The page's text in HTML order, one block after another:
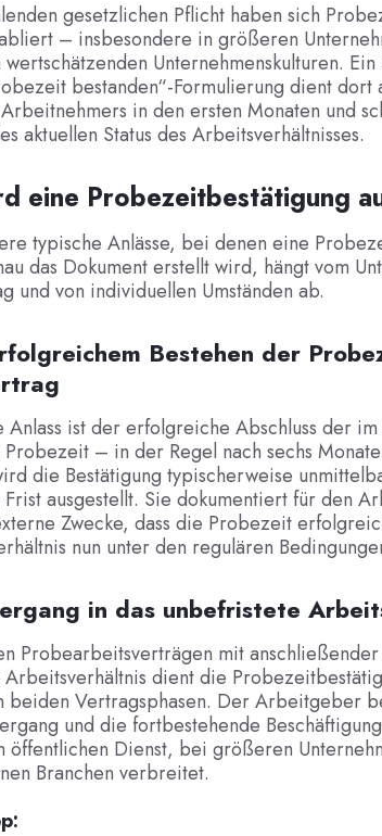
gesetzlichen Pflicht haben sich
– insbesondere in größeren
Unternehmenskulturen.
bestanden“-Formulierung dient dort
in den ersten Monaten und
aktuellen Status des Arbeitsverhältnisses.
eine Probezeitbestätigung
typische Anlässe, bei denen eine
das Dokument erstellt wird, hängt vom
und von individuellen Umständen ab.
Bestehen der
Anlass ist der erfolgreiche Abschluss der
– in der Regel nach sechs
die Bestätigung typischerweise
ausgestellt. Sie dokumentiert für den
Zwecke, dass die Probezeit
nun unter den regulären
in das unbefristete
Probearbeitsverträgen mit
dient die
beiden Vertragsphasen. Der Arbeitgeber
und die fortbestehende
öffentlichen Dienst, bei größeren
Branchen verbreitet.